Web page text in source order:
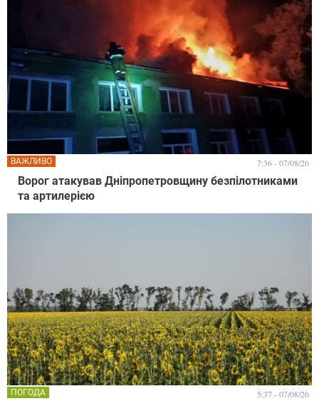
Ворог атакував Дніпропетровщину безпілотниками
та артилерією
ВАЖЛИВО 7:36 - 07/08/26
ПОГОДА 5:37 - 07/08/26